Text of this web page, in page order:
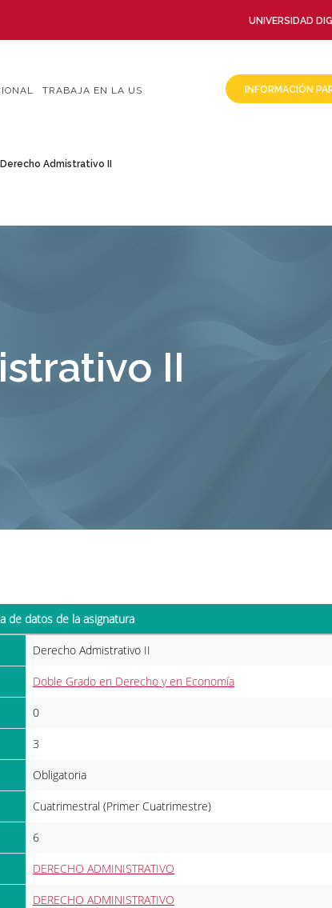
UNIVERSIDAD
TRABAJA EN LA US INFORMACIÓN
Derecho Admistrativo II
II
de datos de la asignatura
Derecho Admistrativo II
Doble Grado en Derecho y en Economía
0
3
Obligatoria
Cuatrimestral (Primer Cuatrimestre)
6
DERECHO ADMINISTRATIVO
DERECHO ADMINISTRATIVO